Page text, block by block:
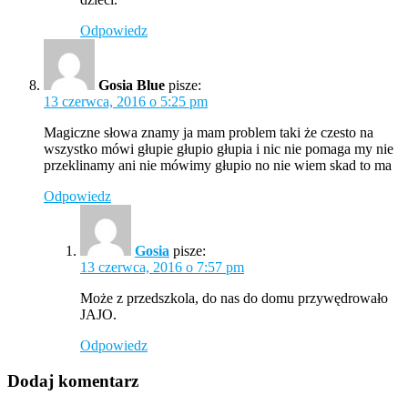
Odpowiedz
Gosia Blue pisze:
13 czerwca, 2016 o 5:25 pm
Magiczne słowa znamy ja mam problem taki że czesto na
wszystko mówi głupie głupio głupia i nic nie pomaga my nie
przeklinamy ani nie mówimy głupio no nie wiem skad to ma
Odpowiedz
Gosia pisze:
13 czerwca, 2016 o 7:57 pm
Może z przedszkola, do nas do domu przywędrowało
JAJO.
Odpowiedz
Dodaj komentarz